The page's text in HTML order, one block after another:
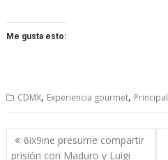
Me gusta esto:
CDMX, Experiencia gourmet, Principal
Navegación
de
6ix9ine presume compartir
prisión con Maduro y Luigi